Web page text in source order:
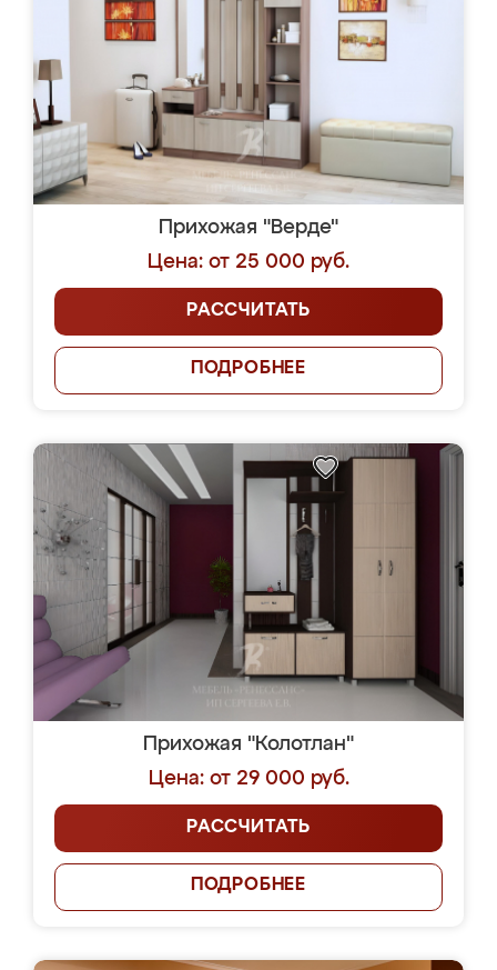
Прихожая "Верде"
Цена: от 25 000 руб.
РАССЧИТАТЬ
ПОДРОБНЕЕ
Прихожая "Колотлан"
Цена: от 29 000 руб.
РАССЧИТАТЬ
ПОДРОБНЕЕ